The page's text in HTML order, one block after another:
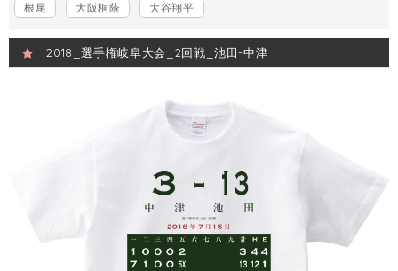
根尾
大阪桐蔭 大谷翔平
2018_選手権岐阜大会_2回戦_池田-中津